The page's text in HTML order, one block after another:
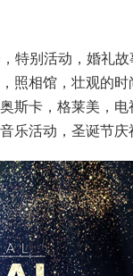
别活动，婚礼
照相馆，壮观的
斯卡，格莱美，
乐活动，圣诞节